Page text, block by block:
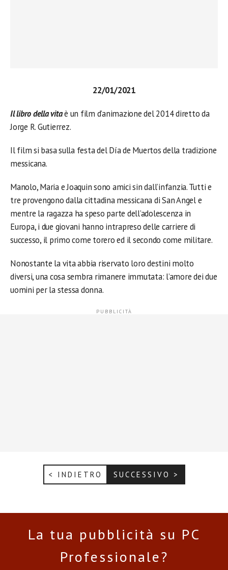
22/01/2021
Il libro della vitaè un film d’animazione del 2014 diretto da
Jorge R. Gutierrez.
Il film si basa sulla festa del Día de Muertos della tradizione
messicana.
Manolo, Maria e Joaquin sono amici sin dall’infanzia. Tutti e
tre provengono dalla cittadina messicana di San Angel e
mentre la ragazza ha speso parte dell’adolescenza in
Europa, i due giovani hanno intrapreso delle carriere di
successo, il primo come torero ed il secondo come militare.
Nonostante la vita abbia riservato loro destini molto
diversi, una cosa sembra rimanere immutata: l’amore dei due
uomini per la stessa donna.
< INDIETRO SUCCESSIVO >
La tua pubblicità su PC
Professionale?